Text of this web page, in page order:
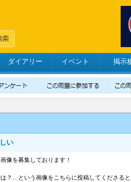
ダイアリー イベント 掲示
い
像を募集しております！
？…という画像をこちらに投稿してくださると